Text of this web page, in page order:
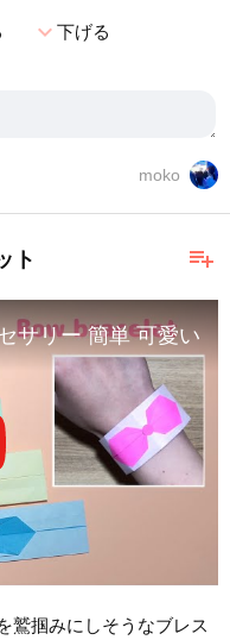
expand_more下げる
moko
playlist_add
ト
サリー 簡単 可愛い
鷲掴みにしそうなブレス